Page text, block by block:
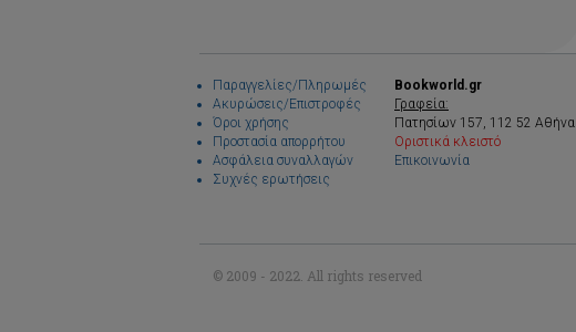
Παραγγελίες/Πληρωμές
Ακυρώσεις/Επιστροφές
Όροι χρήσης
Προστασία απορρήτου
Ασφάλεια συναλλαγών
Συχνές ερωτήσεις
Bookworld.gr
Γραφεία:
Πατησίων 157, 112 52 Αθήνα
Οριστικά κλειστό
Επικοινωνία
© 2009 - 2022. All rights reserved